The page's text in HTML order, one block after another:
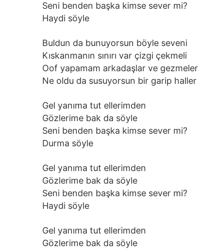
Seni benden başka kimse sever mi?
Haydi söyle
Buldun da bunuyorsun böyle seveni
Kıskanmanın sınırı var çizgi çekmeli
Oof yapamam arkadaşlar ve
Ne oldu da susuyorsun bir garip haller
Gel yanıma tut ellerimden
Gözlerime bak da söyle
Seni benden başka kimse sever mi?
Durma söyle
Gel yanıma tut ellerimden
Gözlerime bak da söyle
Seni benden başka kimse sever mi?
Haydi söyle
Gel yanıma tut ellerimden
Gözlerime bak da söyle